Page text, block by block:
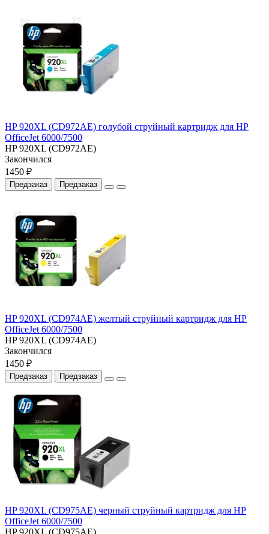
HP 920XL (CD972AE) голубой струйный картридж для HP
OfficeJet 6000/7500
HP 920XL (CD972AE)
Закончился
1450 ₽
Предзаказ Предзаказ
HP 920XL (CD974AE) желтый струйный картридж для HP
OfficeJet 6000/7500
HP 920XL (CD974AE)
Закончился
1450 ₽
Предзаказ Предзаказ
HP 920XL (CD975AE) черный струйный картридж для HP
OfficeJet 6000/7500